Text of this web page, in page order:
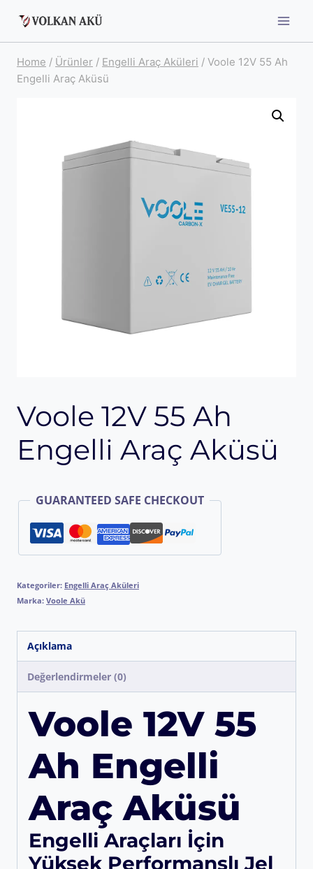
contentHome / Ürünler / Engelli Araç Aküleri / Voole 12V 55 Ah
Engelli Araç Aküsü
Voole 12V 55 Ah
Engelli Araç Aküsü
GUARANTEED SAFE CHECKOUT
Kategoriler: Engelli Araç Aküleri
Marka: Voole Akü
Açıklama
Değerlendirmeler (0)
Voole 12V 55
Ah Engelli
Araç Aküsü
Engelli Araçları İçin
Yüksek Performanslı Jel